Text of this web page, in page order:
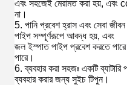
এবং সহজেই মেরামত করা হয়,
না।
5. পানি প্রবেশ হ্রাস এবং সেবা
পাইপ সম্পূর্ণরূপে আবদ্ধ হয়, এবং
জল ইস্পাত পাইপ প্রবেশ করতে পারে
পারে।
6. ব্যবহার করা সহজঃ একটি
ব্যবহার করার জন্য সুইচ টিপুন।